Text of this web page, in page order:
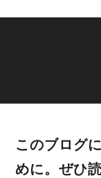
このブログ
めに。ぜひ